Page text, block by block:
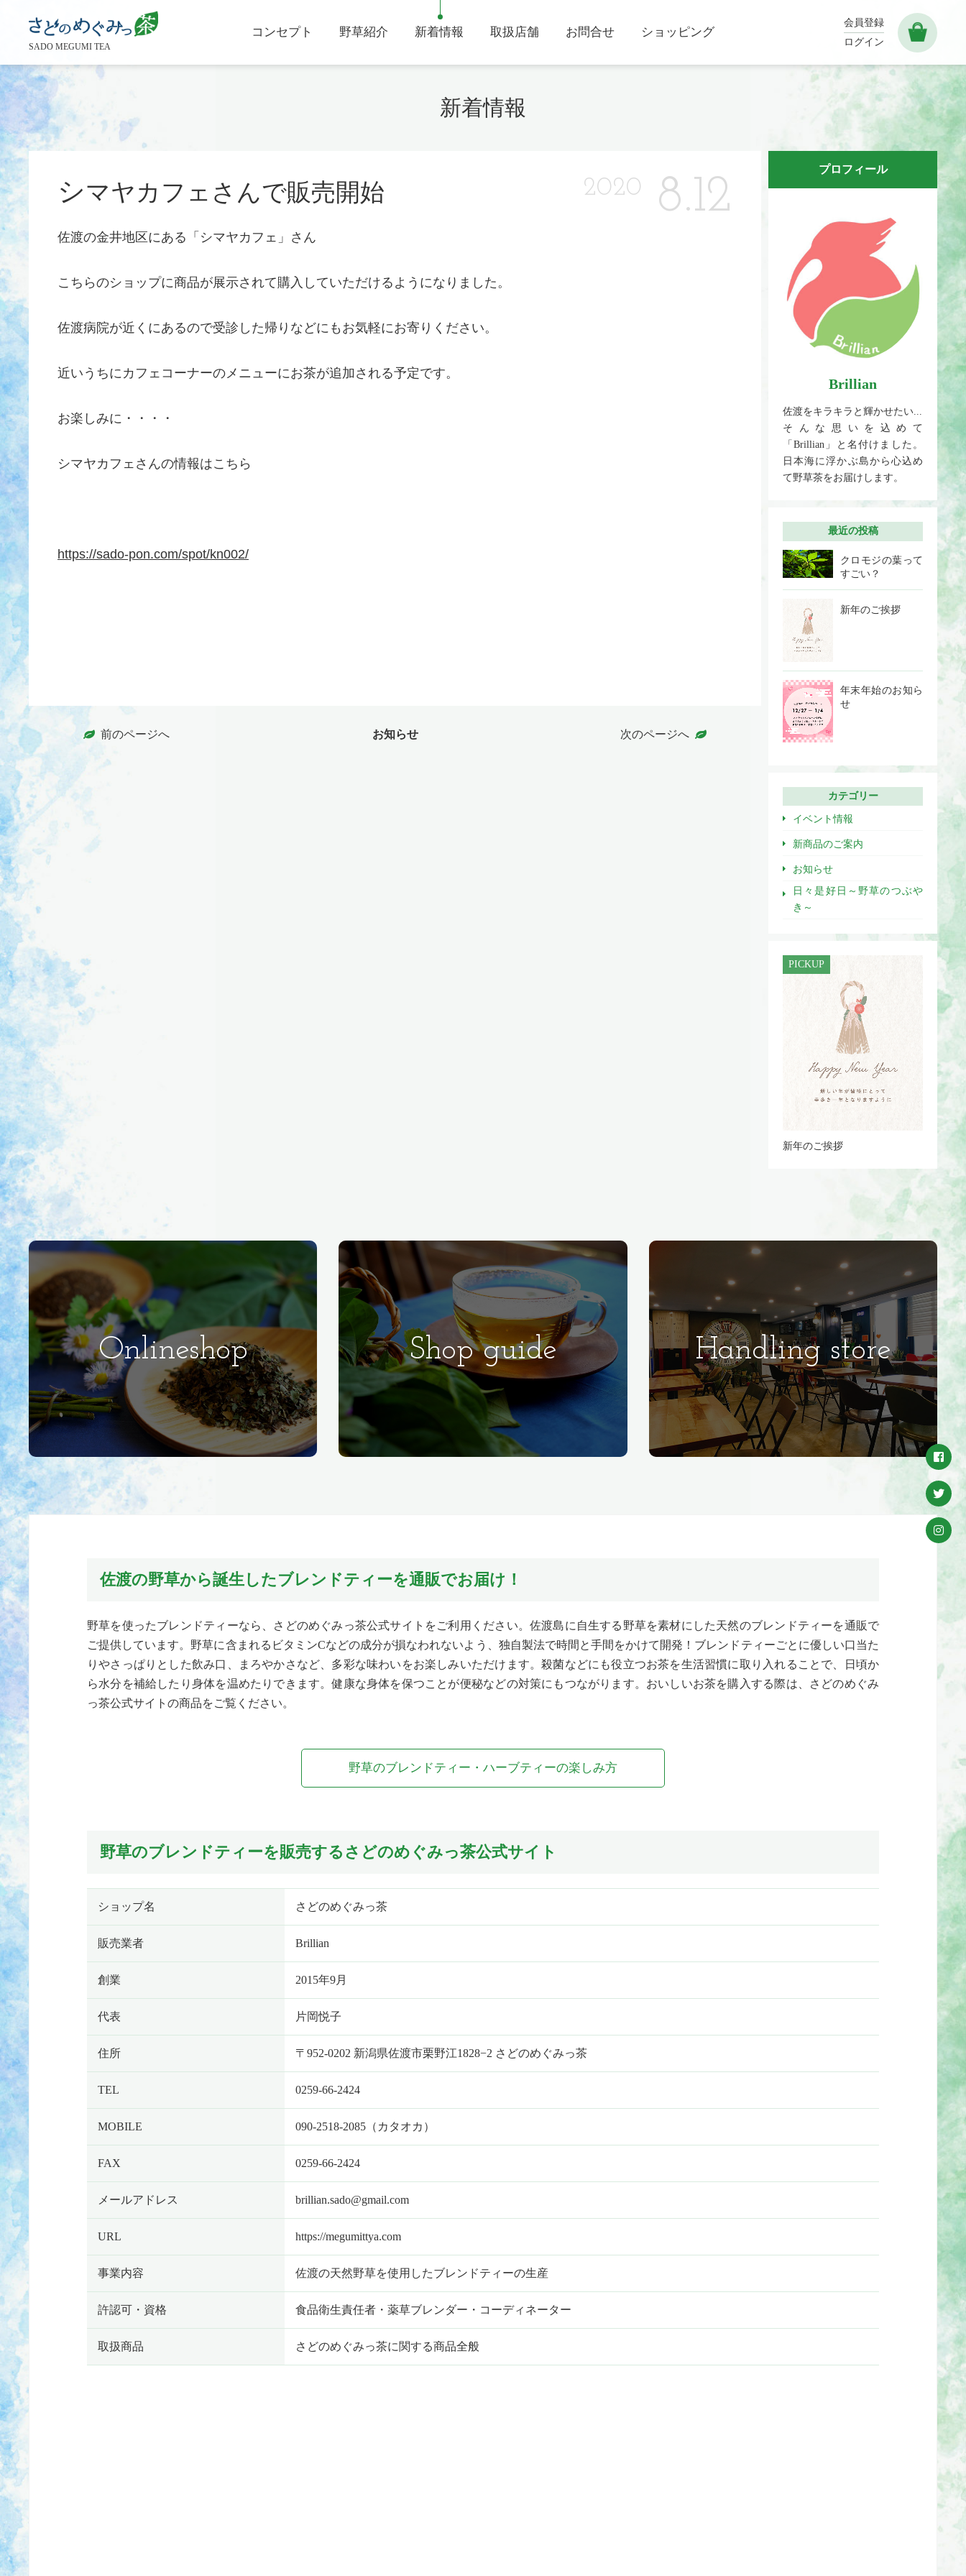
SADO MEGUMI TEA
コンセプト 野草紹介 新着情報 取扱店舗 お問合せ ショッピング
会員登録
ログイン
新着情報
シマヤカフェさんで販売開始 2020 8.12
佐渡の金井地区にある「シマヤカフェ」さん
こちらのショップに商品が展示されて購入していただけるようになりました。
佐渡病院が近くにあるので受診した帰りなどにもお気軽にお寄りください。
近いうちにカフェコーナーのメニューにお茶が追加される予定です。
お楽しみに・・・・
シマヤカフェさんの情報はこちら
https://sado-pon.com/spot/kn002/
前のページへ お知らせ 次のページへ
プロフィール
Brillian
佐渡をキラキラと輝かせたい...
そんな思いを込めて
「Brillian」と名付けました。
日本海に浮かぶ島から心込め
て野草茶をお届けします。
最近の投稿
クロモジの葉って
すごい？
新年のご挨拶
年末年始のお知ら
せ
カテゴリー
イベント情報
新商品のご案内
お知らせ
日々是好日～野草のつぶや
き～
PICKUP
新年のご挨拶
Onlineshop Shop guide Handling store
佐渡の野草から誕生したブレンドティーを通販でお届け！
野草を使ったブレンドティーなら、さどのめぐみっ茶公式サイトをご利用ください。佐渡島に自生する野草を素材にした天然のブレンドティーを通販で
ご提供しています。野草に含まれるビタミンCなどの成分が損なわれないよう、独自製法で時間と手間をかけて開発！ブレンドティーごとに優しい口当た
りやさっぱりとした飲み口、まろやかさなど、多彩な味わいをお楽しみいただけます。殺菌などにも役立つお茶を生活習慣に取り入れることで、日頃か
ら水分を補給したり身体を温めたりできます。健康な身体を保つことが便秘などの対策にもつながります。おいしいお茶を購入する際は、さどのめぐみ
っ茶公式サイトの商品をご覧ください。
野草のブレンドティー・ハーブティーの楽しみ方
野草のブレンドティーを販売するさどのめぐみっ茶公式サイト
ショップ名 さどのめぐみっ茶
販売業者 Brillian
創業 2015年9月
代表 片岡悦子
住所 〒952-0202 新潟県佐渡市栗野江1828−2 さどのめぐみっ茶
TEL 0259-66-2424
MOBILE 090-2518-2085 （カタオカ）
FAX 0259-66-2424
メールアドレス brillian.sado@gmail.com
URL https://megumittya.com
事業内容 佐渡の天然野草を使用したブレンドティーの生産
許認可・資格 食品衛生責任者・薬草ブレンダー・コーディネーター
取扱商品 さどのめぐみっ茶に関する商品全般